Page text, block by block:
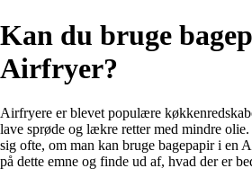
Kan du bruge
Airfryer?
Airfryere er blevet populære
lave sprøde og lækre retter med mindre
sig ofte, om man kan bruge bagepapir i en
på dette emne og finde ud af, hvad der er